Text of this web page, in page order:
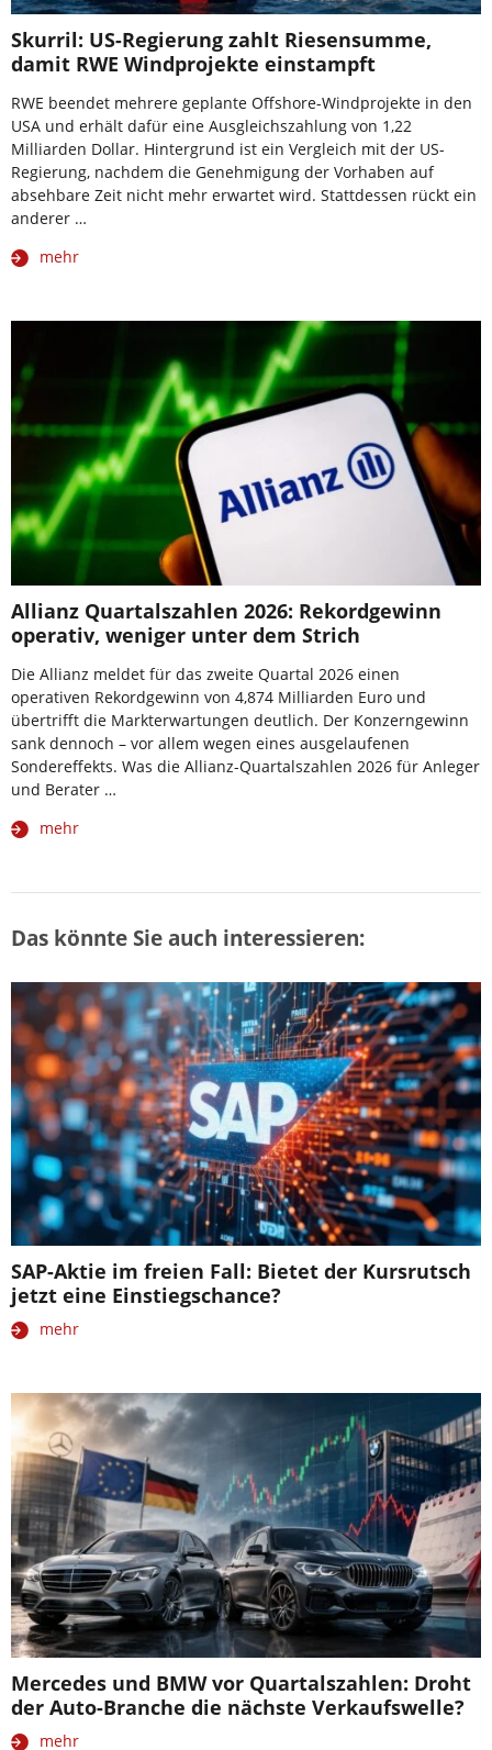
Skurril: US-Regierung zahlt Riesensumme,
damit RWE Windprojekte einstampft
RWE beendet mehrere geplante Offshore-Windprojekte in den
USA und erhält dafür eine Ausgleichszahlung von 1,22
Milliarden Dollar. Hintergrund ist ein Vergleich mit der US-
Regierung, nachdem die Genehmigung der Vorhaben auf
absehbare Zeit nicht mehr erwartet wird. Stattdessen rückt ein
anderer …
mehr
Allianz Quartalszahlen 2026: Rekordgewinn
operativ, weniger unter dem Strich
Die Allianz meldet für das zweite Quartal 2026 einen
operativen Rekordgewinn von 4,874 Milliarden Euro und
übertrifft die Markterwartungen deutlich. Der Konzerngewinn
sank dennoch – vor allem wegen eines ausgelaufenen
Sondereffekts. Was die Allianz-Quartalszahlen 2026 für Anleger
und Berater …
mehr
Das könnte Sie auch interessieren:
SAP-Aktie im freien Fall: Bietet der Kursrutsch
jetzt eine Einstiegschance?
mehr
Mercedes und BMW vor Quartalszahlen: Droht
der Auto-Branche die nächste Verkaufswelle?
mehr